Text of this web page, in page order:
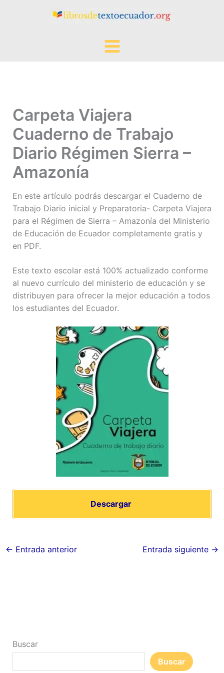
Carpeta Viajera
Cuaderno de Trabajo
Diario Régimen Sierra –
Amazonía
En este artículo podrás descargar el Cuaderno de
Trabajo Diario inicial y Preparatoria- Carpeta Viajera
para el Régimen de Sierra – Amazonía del Ministerio
de Educación de Ecuador completamente gratis y
en PDF.
Este texto escolar está 100% actualizado conforme
al nuevo currículo del ministerio de educación y se
distribuyen para ofrecer la mejor educación a todos
los estudiantes del Ecuador.
Descargar
← Entrada anterior Entrada siguiente →
Buscar
Buscar